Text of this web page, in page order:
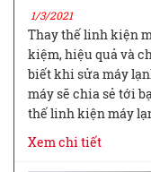
1/3/2021
Thay thế linh kiện
kiệm, hiệu quả và
biết khi sửa máy
máy sẽ chia sẻ tới
thế linh kiện máy
Xem chi tiết